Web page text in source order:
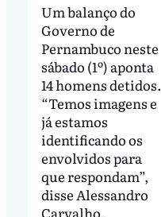
Um balanço do
Governo de
Pernambuco neste
sábado (1º) aponta
14 homens detidos.
“Temos imagens e
já estamos
identificando os
envolvidos para
que respondam”,
disse Alessandro
Carvalho,